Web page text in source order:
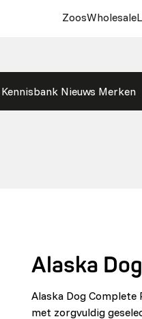
ZoosWholesale
Kennisbank Nieuws Merken
Alaska
Alaska Dog Complete
met zorgvuldig